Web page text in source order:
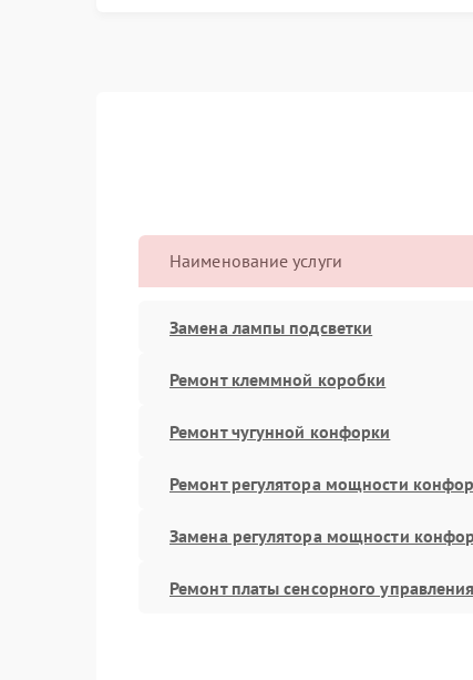
Наименование услуги
Замена лампы подсветки
Ремонт клеммной коробки
Ремонт чугунной конфорки
Ремонт регулятора мощности
Замена регулятора мощности
Ремонт платы сенсорного управления